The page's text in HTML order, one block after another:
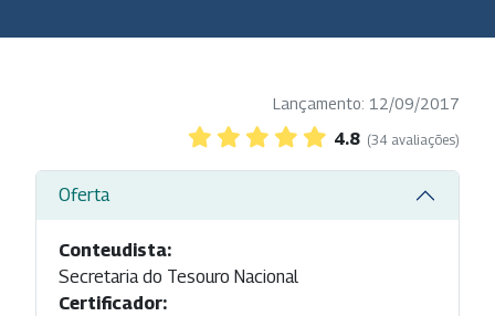
Lançamento: 12/09/2017
4.8 (34 avaliações)
Oferta
Conteudista:
Secretaria do Tesouro Nacional
Certificador: